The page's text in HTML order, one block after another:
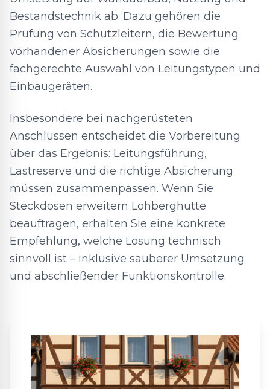
Bestandstechnik ab. Dazu gehören die
Prüfung von Schutzleitern, die Bewertung
vorhandener Absicherungen sowie die
fachgerechte Auswahl von Leitungstypen und
Einbaugeräten.
Insbesondere bei nachgerüsteten
Anschlüssen entscheidet die Vorbereitung
über das Ergebnis: Leitungsführung,
Lastreserve und die richtige Absicherung
müssen zusammenpassen. Wenn Sie
Steckdosen erweitern Lohberghütte
beauftragen, erhalten Sie eine konkrete
Empfehlung, welche Lösung technisch
sinnvoll ist – inklusive sauberer Umsetzung
und abschließender Funktionskontrolle.